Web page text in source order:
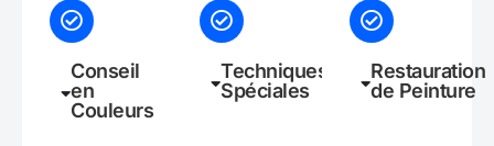
Conseil
en
Couleurs
Techniques
Spéciales
Restauration
de Peinture